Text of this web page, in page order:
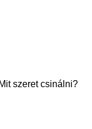
szeret csinálni?